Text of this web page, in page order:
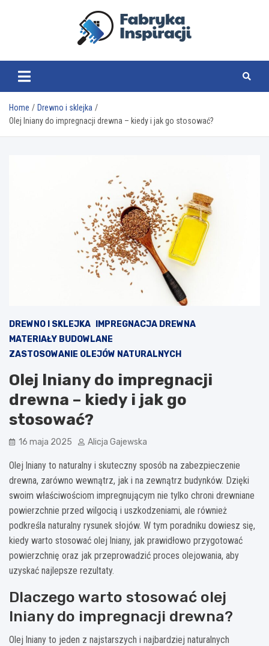
fabrykainspiracji.pl
Home
Drewno i sklejka
Olej lniany do impregnacji drewna – kiedy i jak go stosować?
DREWNO I SKLEJKA
IMPREGNACJA DREWNA
MATERIAŁY BUDOWLANE
ZASTOSOWANIE OLEJÓW NATURALNYCH
Olej lniany do impregnacji
drewna – kiedy i jak go
stosować?
16 maja 2025 Alicja Gajewska
Olej lniany to naturalny i skuteczny sposób na zabezpieczenie
drewna, zarówno wewnątrz, jak i na zewnątrz budynków. Dzięki
swoim właściwościom impregnującym nie tylko chroni drewniane
powierzchnie przed wilgocią i uszkodzeniami, ale również
podkreśla naturalny rysunek słojów. W tym poradniku dowiesz się,
kiedy warto stosować olej lniany, jak prawidłowo przygotować
powierzchnię oraz jak przeprowadzić proces olejowania, aby
uzyskać najlepsze rezultaty.
Dlaczego warto stosować olej
lniany do impregnacji drewna?
Olej lniany to jeden z najstarszych i najbardziej naturalnych